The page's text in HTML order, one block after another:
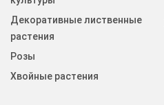
Декоративные лиственные
растения
Розы
Хвойные растения